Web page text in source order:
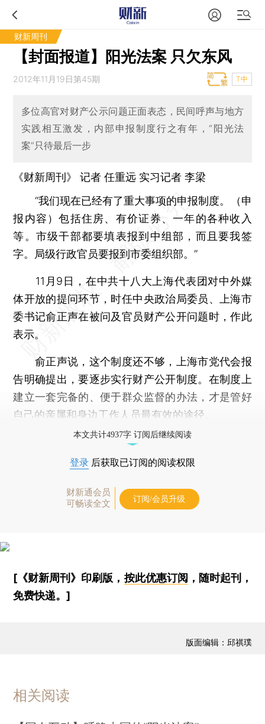
财新周刊
【封面报道】阳光法案 只欠东风
2012年11月19日第45期 T中
多位高官对财产公示问题正面表态，民间呼声与地方
实践相互激发，内部申报制度行之有年，“阳光法
案”只待最后一步
《财新周刊》 记者任重远 实习记者 李梁
“我们现在已经有了重大事项的申报制度。（申
报内容）包括住房、有价证券、一年的各种收入
等。市级干部都要填表报到中组部，而且要我签
字。局级行政官员要报到市委组织部。”
11月9日，在中共十八大上海代表团对中外媒
体开放的提问环节，时任中央政治局委员、上海市
委书记俞正声在被问及官员财产公开问题时，作此
表示。
俞正声说，这个制度还不够，上海市党代会报
告明确提出，要逐步实行财产公开制度。在制度上
建立一套完备的、便于群众监督的办法，才是管好
自己的亲属和身边工作人员最有效的途径。
本文共计4937字 订阅后继续阅读
登录 后获取已订阅的阅读权限
财新通会员
可畅读全文
订阅/会员升级
[《财新周刊》印刷版， 按此优惠订阅 ，随时起刊，
免费快递。]
版面编辑：邱祺璞
相关阅读